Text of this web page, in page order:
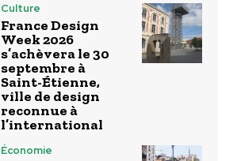
Culture
France Design
Week 2026
s’achèvera le 30
septembre à
Saint-Étienne,
ville de design
reconnue à
l’international
Économie